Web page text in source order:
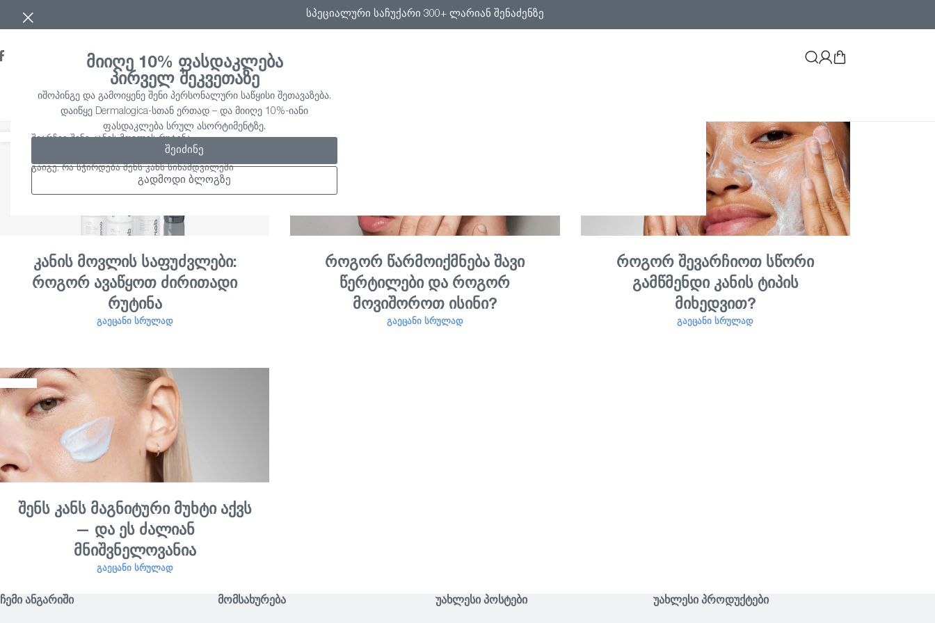
მიიღე 10% ფასდაკლება
პირველ შეკვეთაზე
იშოპინგე და გამოიყენე შენი პერსონალური საწყისი შეთავაზება.
დაიწყე Dermalogica-სთან ერთად – და მიიღე 10%-იანი
ფასდაკლება სრულ ასორტიმენტზე.
შეარჩიე შენი კანის მოვლის რუტინა
შეიძინე
გაიგე, რა სჭირდება შენს კანს სინამდვილეში
გადმოდი ბლოგზე
სპეციალური საჩუქარი 300+ ლარიან შენაძენზე
ᲞᲠᲝᲓᲣᲥᲢᲔᲑᲘ PRO ᲡᲔᲠᲕᲘᲡᲔᲑᲘ
კანის მოვლის საფუძვლები:
როგორ ავაწყოთ ძირითადი
რუტინა
ᲒᲐᲔᲪᲐᲜᲘ ᲡᲠᲣᲚᲐᲓ
როგორ წარმოიქმნება შავი
წერტილები და როგორ
მოვიშოროთ ისინი?
ᲒᲐᲔᲪᲐᲜᲘ ᲡᲠᲣᲚᲐᲓ
როგორ შევარჩიოთ სწორი
გამწმენდი კანის ტიპის
მიხედვით?
ᲒᲐᲔᲪᲐᲜᲘ ᲡᲠᲣᲚᲐᲓ
შენს კანს მაგნიტური მუხტი აქვს
— და ეს ძალიან
მნიშვნელოვანია
ᲒᲐᲔᲪᲐᲜᲘ ᲡᲠᲣᲚᲐᲓ
ᲩᲔᲛᲘ ᲐᲜᲒᲐᲠᲘᲨᲘ ᲛᲝᲛᲡᲐᲮᲣᲠᲔᲑᲐ ᲣᲐᲮᲚᲔᲡᲘ ᲞᲝᲡᲢᲔᲑᲘ ᲣᲐᲮᲚᲔᲡᲘ ᲞᲠᲝᲓᲣᲥᲢᲔᲑᲘ